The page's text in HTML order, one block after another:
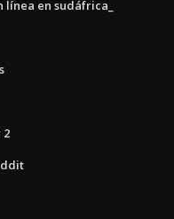
en sudáfrica_
2